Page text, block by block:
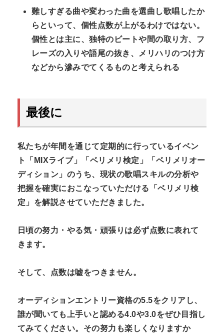
難しすぎる曲や変わった曲を選曲し歌唱したか
らといって、個性点数が上がるわけではない。
個性とは主に、独特のビートや間の取り方、フ
レーズの入りや語尾の抜き、メリハリのつけ方
などから滲みでてくるものと考えられる
最後に
私たちが年間を通じて定期的に行っているイベン
ト「MIXライブ」「ベリメリ検定」「ベリメリオー
ディション」のうち、現状の歌唱スキルの分析や
把握を確実におこなっていただける「ベリメリ検
定」を解説させていただきました。
日頃の努力・やる気・頑張りは必ず点数に表れて
きます。
そして、点数は嘘をつきません。
オーディションエントリー資格の5.5をクリアし、
誰が聞いても上手いと認める4.0や3.0をぜひ目指し
てみてください。その努力も楽しくなりますか